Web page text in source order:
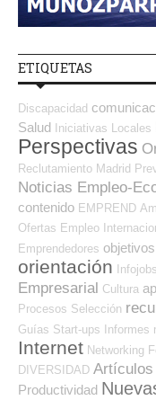
ETIQUETAS
Discapacidad
Salud Iniciativas Locales
Perspectivas
Reclutamiento Madrid
Noticias Empleo-
contenido EMPREND
Ofertas Empleo
Emprendedores objetivos
orientación
Infojobs
Empresarial Cultura
Procesos Selección
Guías Start-ups Informes
Internet Networking
DIVERSIDAD Artículos
Productividad